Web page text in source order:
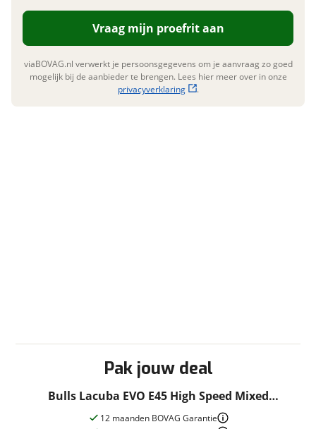
Pak jouw deal
Bulls Lacuba EVO E45 High Speed Mixed
Zwartmat 53 cm 53cm 2022
12 maanden BOVAG Garantie
Vraag mijn proefrit aan
viaBOVAG.nl verwerkt je persoonsgegevens om je aanvraag zo goed
mogelijk bij de aanbieder te brengen. Lees hier meer over in onze
privacyverklaring
.